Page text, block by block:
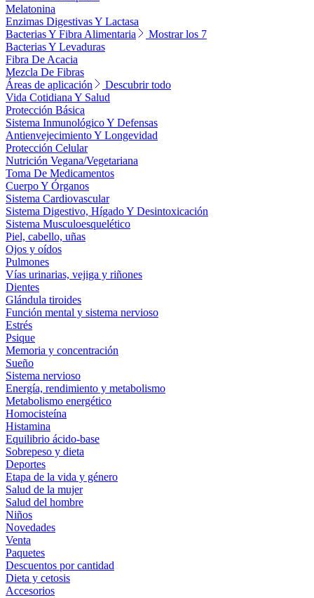
Melatonina
Enzimas Digestivas Y Lactasa
Bacterias Y Fibra Alimentaria
Mostrar los 7
Bacterias Y Levaduras
Fibra De Acacia
Mezcla De Fibras
Áreas de aplicación
Descubrir todo
Vida Cotidiana Y Salud
Protección Básica
Sistema Inmunológico Y Defensas
Antienvejecimiento Y Longevidad
Protección Celular
Nutrición Vegana/Vegetariana
Toma De Medicamentos
Cuerpo Y Órganos
Sistema Cardiovascular
Sistema Digestivo, Hígado Y Desintoxicación
Sistema Musculoesquelético
Piel, cabello, uñas
Ojos y oídos
Pulmones
Vías urinarias, vejiga y riñones
Dientes
Glándula tiroides
Función mental y sistema nervioso
Estrés
Psique
Memoria y concentración
Sueño
Sistema nervioso
Energía, rendimiento y metabolismo
Metabolismo energético
Homocisteína
Histamina
Equilibrio ácido-base
Sobrepeso y dieta
Deportes
Etapa de la vida y género
Salud de la mujer
Salud del hombre
Niños
Novedades
Venta
Paquetes
Descuentos por cantidad
Dieta y cetosis
Accesorios